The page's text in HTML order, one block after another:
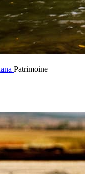
Patrimoine